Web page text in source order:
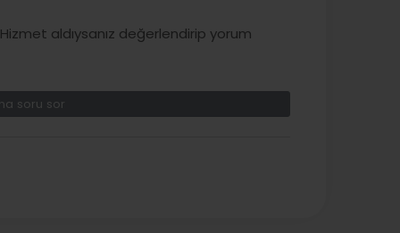
aldıysanız değerlendirip yorum
soru sor